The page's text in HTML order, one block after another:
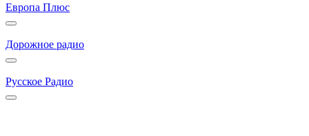
Европа Плюс
Дорожное радио
Русское Радио